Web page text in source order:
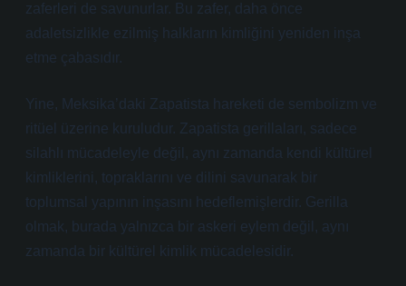
zaferleri de savunurlar. Bu zafer, daha önce
adaletsizlikle ezilmiş halkların kimliğini yeniden inşa
etme çabasıdır.
Yine, Meksika’daki Zapatista hareketi de sembolizm ve
ritüel üzerine kuruludur. Zapatista gerillaları, sadece
silahlı mücadeleyle değil, aynı zamanda kendi kültürel
kimliklerini, topraklarını ve dilini savunarak bir
toplumsal yapının inşasını hedeflemişlerdir. Gerilla
olmak, burada yalnızca bir askeri eylem değil, aynı
zamanda bir kültürel kimlik mücadelesidir.